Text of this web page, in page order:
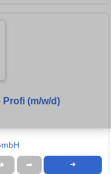
(m/w/d)
➦ ➜